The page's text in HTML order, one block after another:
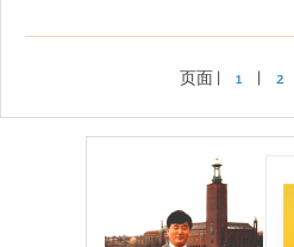
页面 | 1 | 2